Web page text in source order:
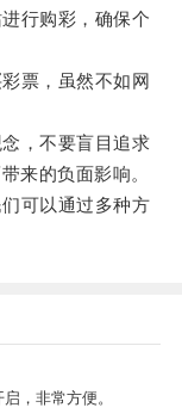
行购彩，确保个
票，虽然不如网
，不要盲目追求
来的负面影响。
可以通过多种方
，非常方便。